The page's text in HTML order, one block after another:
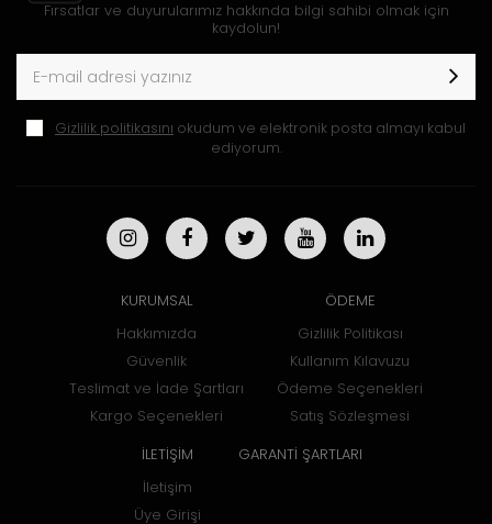
Fırsatlar ve duyurularımız hakkında bilgi sahibi olmak için
kaydolun!
Gizlilik politikasını okudum ve elektronik posta almayı kabul
ediyorum.
KURUMSAL
Hakkımızda
Güvenlik
Teslimat ve İade Şartları
Kargo Seçenekleri
ÖDEME
Gizlilik Politikası
Kullanım Kılavuzu
Ödeme Seçenekleri
Satış Sözleşmesi
İLETİŞİM
İletişim
Üye Girişi
GARANTİ ŞARTLARI